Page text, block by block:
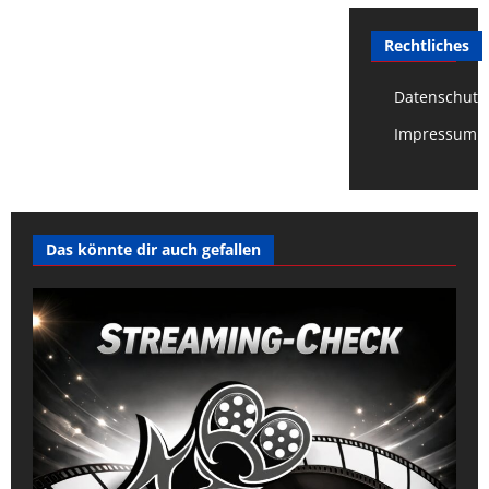
Rechtliches
Impressum
Das könnte dir auch gefallen